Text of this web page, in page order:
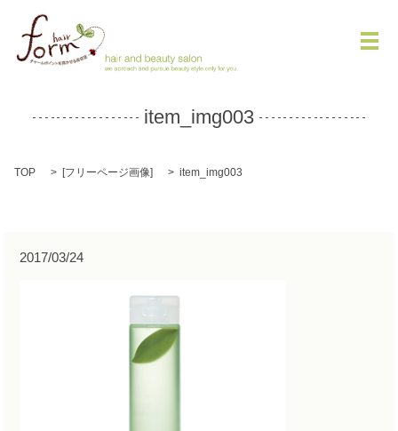
メ
item_img003
TOP [フリーページ画像] item_img003
2017/03/24